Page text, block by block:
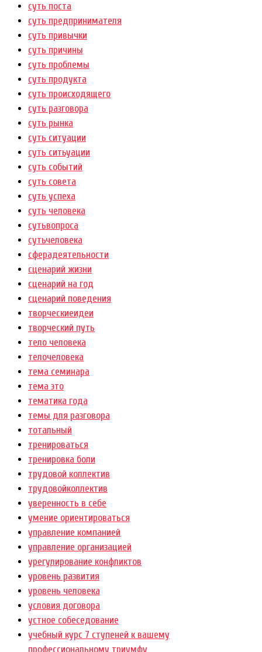
суть поста
суть предпринимателя
суть привычки
суть причины
суть проблемы
суть продукта
суть происходящего
суть разговора
суть рынка
суть ситуации
суть ситьуации
суть событий
суть совета
суть успеха
суть человека
сутьвопроса
сутьчеловека
сферадеятельности
сценарий жизни
сценарий на год
сценарий поведения
творческиеидеи
творческий путь
тело человека
телочеловека
тема семинара
тема это
тематика года
темы для разговора
тотальный
тренироваться
тренировка боли
трудовой коллектив
трудовойколлектив
уверенность в себе
умение ориентироваться
управление компанией
управление организацией
урегулирование конфликтов
уровень развития
уровень человека
условия договора
устное собеседование
учебный курс 7 ступеней к вашему
профессиональному триумфу